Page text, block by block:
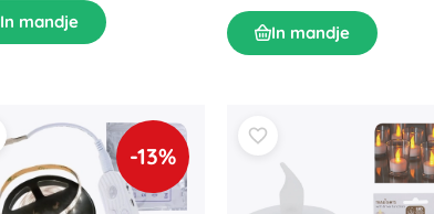
In mandje
In mandje
-13%